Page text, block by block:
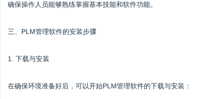
确保操作人员能够熟练掌握基本技能和软件功能。
三、PLM管理软件的安装步骤
1. 下载与安装
在确保环境准备好后，可以开始PLM管理软件的下载与安装：